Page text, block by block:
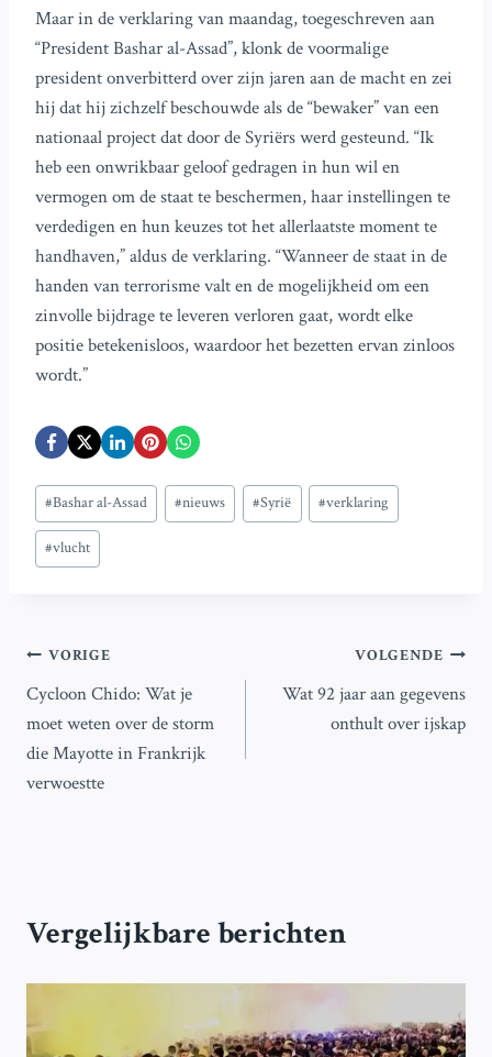
Maar in de verklaring van maandag, toegeschreven aan
“President Bashar al-Assad”, klonk de voormalige
president onverbitterd over zijn jaren aan de macht en zei
hij dat hij zichzelf beschouwde als de “bewaker” van een
nationaal project dat door de Syriërs werd gesteund. “Ik
heb een onwrikbaar geloof gedragen in hun wil en
vermogen om de staat te beschermen, haar instellingen te
verdedigen en hun keuzes tot het allerlaatste moment te
handhaven,” aldus de verklaring. “Wanneer de staat in de
handen van terrorisme valt en de mogelijkheid om een
zinvolle bijdrage te leveren verloren gaat, wordt elke
positie betekenisloos, waardoor het bezetten ervan zinloos
wordt.”
Bericht
tags:
#Bashar al-Assad #nieuws #Syrië #verklaring
#vlucht
Bericht
navigatie
VORIGE
Cycloon Chido: Wat je
moet weten over de storm
die Mayotte in Frankrijk
verwoestte
VOLGENDE
Wat 92 jaar aan gegevens
onthult over ijskap
Vergelijkbare berichten